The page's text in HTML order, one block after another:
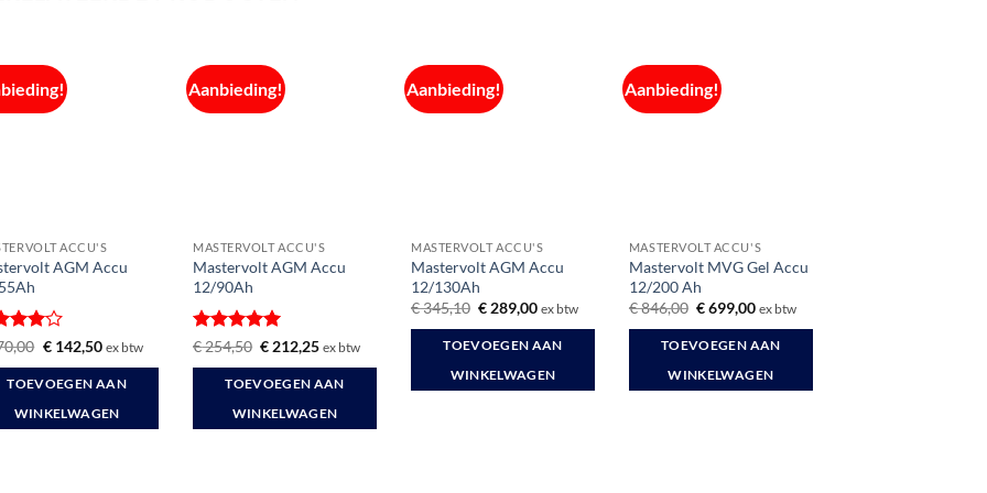
ACCU'S
AGM Accu
Oorspronkelijke
was:
€ 170,00.
€142,50Huidige
is:
€ 142,50.
ex btw
TOEVOEGEN AAN
WINKELWAGEN
Aanbieding!
MASTERVOLT ACCU'S
Mastervolt AGM Accu
12/90Ah
Gewaardeerd
€254,50 Oorspronkelijke
was:
€ 254,50.
€ 212,25Huidige
is:
€ 212,25.
ex btw
TOEVOEGEN AAN
WINKELWAGEN
Aanbieding!
MASTERVOLT ACCU'S
Mastervolt AGM Accu
12/130Ah
€345,10 Oorspronkelijke
was:
€ 345,10.
€ 289,00Huidige
is:
€ 289,00.
ex btw
TOEVOEGEN AAN
WINKELWAGEN
Aanbieding!
MASTERVOLT ACCU'S
Mastervolt MVG Gel Accu
12/200 Ah
€846,00 Oorspronkelijke
was:
€ 846,00.
€699,00Huidige
is:
€ 699,00.
ex btw
TOEVOEGEN AAN
WINKELWAGEN